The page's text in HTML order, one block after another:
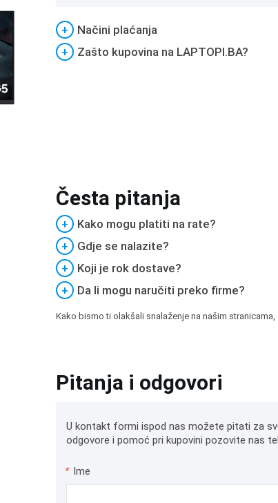
+
Načini plaćanja
+
Zašto kupovina na LAPTOPI.BA?
Česta pitanja
+
Kako mogu platiti na rate?
+
Gdje se nalazite?
+
Koji je rok dostave?
+
Da li mogu naručiti preko firme?
Kako bismo ti olakšali snalaženje na našim
Pitanja i odgovori
U kontakt formi ispod nas možete pitati za
odgovore i pomoć pri kupovini pozovite nas
* Ime